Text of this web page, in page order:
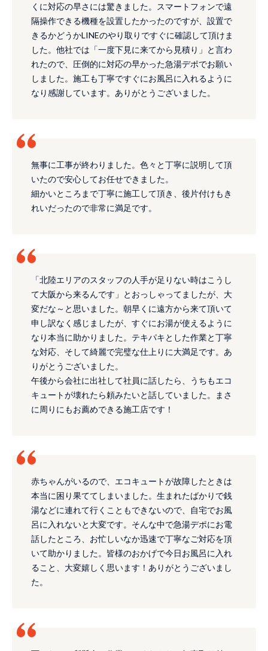
くに対応の早さには驚きました。スマートフォンで遠
隔操作できる機種を設置したかったのですが、設置で
きるかどうかLINEのやり取りですぐに確認して頂けま
した。他社では「一度下見に来てから見積り」と言わ
れたので、圧倒的に対応の早かった急湯デポでお願い
しました。施工も丁寧ですぐにお風呂に入れるように
なり感謝しています。ありがとうございました。
無事に工事が終わりました。色々と丁寧に説明して頂
いたので安心してお任せできました。
細かいところまで丁寧に施工して頂き、後片付けもき
れいだったので非常に満足です。
「北陸エリアのスタッフの人手が足りない時はこうし
て大阪から来るんです」とおっしゃってましたが、大
変だな～と思いました。朝早くに遠方から来て頂いて
申し訳なく感じましたが、すぐにお湯が使えるように
なり本当に助かりました。テキパキとした作業と丁寧
な対応、そして綺麗で完璧な仕上りに大満足です。あ
りがとうございました。
午後から会社に出社して社員に話したら、うちもエコ
キュートが壊れたら頼みたいと話していました。まさ
に周りにもお薦めできる施工店です！
赤ちゃんがいるので、エコキュートが故障したときは
本当に困り果ててしまいました。生まれたばかりで銭
湯などに連れて行くこともできないので、自宅でお風
呂に入れないと大変です。そんな中で急湯デポにお電
話したところ、お忙しいなか迅速で丁寧なご対応を頂
いて助かりました。皆様のおかげで今日お風呂に入れ
ること、大変嬉しく思います！ありがとうございまし
た。